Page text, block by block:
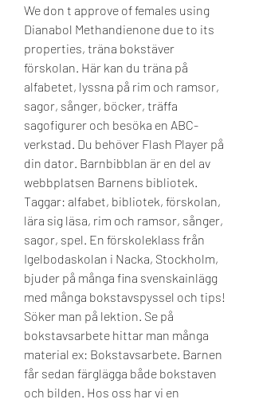
We don t approve of females using
Dianabol Methandienone due to its
properties, träna bokstäver
förskolan. Här kan du träna på
alfabetet, lyssna på rim och ramsor,
sagor, sånger, böcker, träffa
sagofigurer och besöka en ABC-
verkstad. Du behöver Flash Player på
din dator. Barnbibblan är en del av
webbplatsen Barnens bibliotek.
Taggar: alfabet, bibliotek, förskolan,
lära sig läsa, rim och ramsor, sånger,
sagor, spel. En förskoleklass från
Igelbodaskolan i Nacka, Stockholm,
bjuder på många fina svenskainlägg
med många bokstavspyssel och tips!
Söker man på lektion. Se på
bokstavsarbete hittar man många
material ex: Bokstavsarbete. Barnen
får sedan färglägga både bokstaven
och bilden. Hos oss har vi en